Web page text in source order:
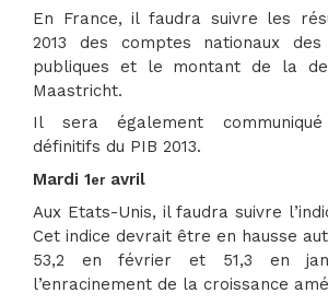
En France, il faudra suivre les
2013 des comptes nationaux des
publiques et le montant de la
Maastricht.
Il sera également
définitifs du PIB 2013.
Mardi 1eravril
Aux Etats-Unis, il faudra suivre
Cet indice devrait être en hausse
53,2 en février et 51,3 en
l’enracinement de la croissance